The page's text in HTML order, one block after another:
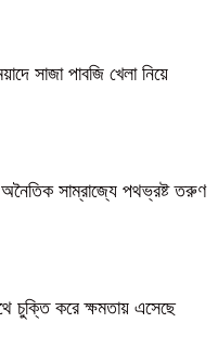
সাজা পাবজি খেলা নিয়ে
অনৈতিক সাম্রাজ্যে পথভ্রষ্ট তরুণ
চুক্তি করে ক্ষমতায় এসেছে